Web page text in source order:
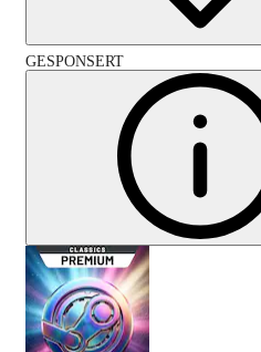
GESPONSERT